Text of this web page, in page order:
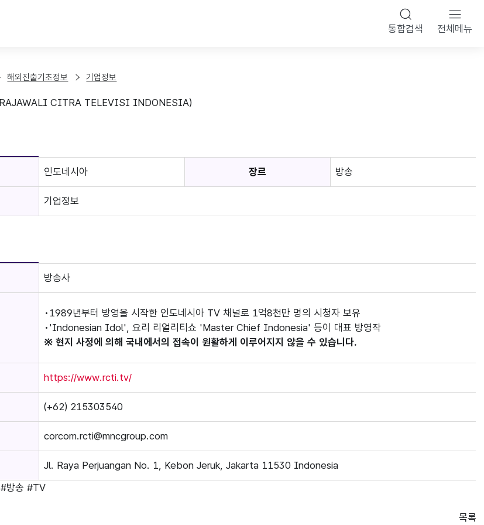
통합검색 전체메뉴
해외진출기초정보 기업정보
CITRA TELEVISI INDONESIA)
인도네시아 장르 방송
기업정보
방송사
1989년부터 방영을 시작한 인도네시아 TV 채널로 1억8천만 명의 시청자 보유
'Indonesian Idol', 요리 리얼리티쇼 'Master Chief Indonesia' 등이 대표 방영작
※ 현지 사정에 의해 국내에서의 접속이 원활하게 이루어지지 않을 수 있습니다.
https://www.rcti.tv/
(+62) 215303540
corcom.rcti@mncgroup.com
Jl. Raya Perjuangan No. 1, Kebon Jeruk, Jakarta 11530 Indonesia
#방송 #TV
목록